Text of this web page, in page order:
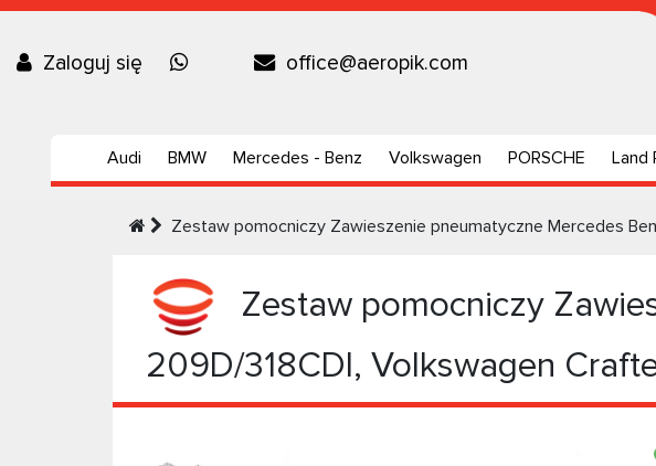
Zaloguj się office@aeropik.com
Audi BMW Mercedes - Benz Volkswagen PORSCHE Land
Zestaw pomocniczy Zawieszenie pneumatyczne Mercedes
Zestaw pomocniczy
209D/318CDI, Volkswagen